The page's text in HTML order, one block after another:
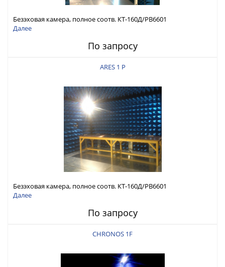
Безэховая камера, полное соотв. КТ-160Д/РВ6601
Далее
По запросу
ARES 1 P
Безэховая камера, полное соотв. КТ-160Д/РВ6601
Далее
По запросу
CHRONOS 1F